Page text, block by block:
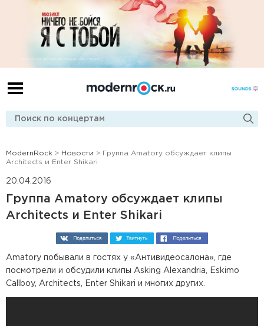
ModernRock > Новости > Группа Amatory обсуждает клипы
Architects и Enter Shikari
20.04.2016
Группа Amatory обсуждает клипы
Architects и Enter Shikari
Amatory побывали в гостях у «Антивидеосалона», где
посмотрели и обсудили клипы Asking Alexandria, Eskimo
Callboy, Architects, Enter Shikari и многих других.